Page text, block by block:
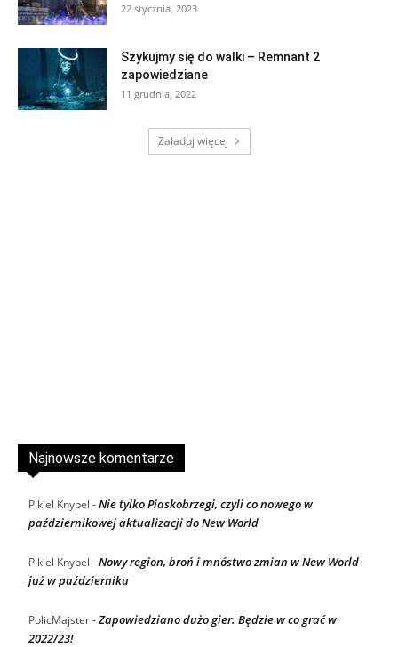
22 stycznia, 2023
Szykujmy się do walki – Remnant 2
zapowiedziane
11 grudnia, 2022
Załaduj więcej
Najnowsze komentarze
Pikiel Knypel -Nie tylko Piaskobrzegi, czyli co nowego w
październikowej aktualizacji do New World
Pikiel Knypel -Nowy region, broń i mnóstwo zmian w New World
już w październiku
PolicMajster-Zapowiedziano dużo gier. Będzie w co grać w
2022/23!